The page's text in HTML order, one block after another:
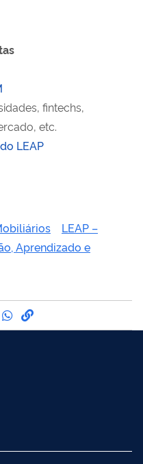
fintechs,
etc.
LEAP
LEAP –
Aprendizado e
por Facebook
por Twitter
Compartilhe por
Compartilhe por
link para Copiar